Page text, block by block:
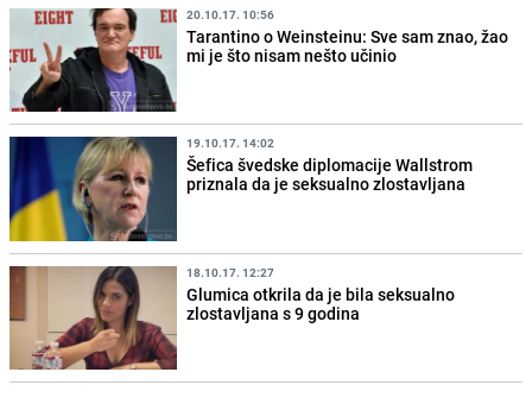
20.10.17. 10:56
Tarantino o Weinsteinu: Sve sam znao, žao
mi je što nisam nešto učinio
19.10.17. 14:02
Šefica švedske diplomacije Wallstrom
priznala da je seksualno zlostavljana
18.10.17. 12:27
Glumica otkrila da je bila seksualno
zlostavljana s 9 godina